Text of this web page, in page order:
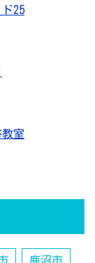
25
室
鹿沼市